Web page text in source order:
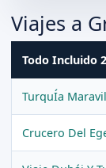
Viajes a
Todo Incluido
TurquÍa
Crucero Del